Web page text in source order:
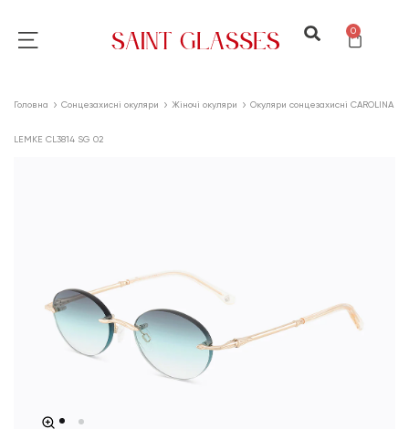
0
Головна Сонцезахисні окуляри Жіночі окуляри Окуляри сонцезахисні CAROLINA
LEMKE CL3814 SG 02